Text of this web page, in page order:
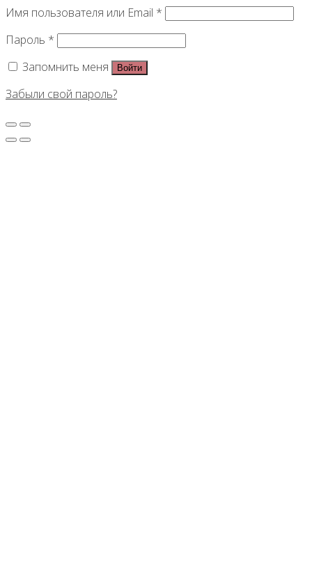
Имя пользователя или Email *
Пароль *
Запомнить меня
Войти
Забыли свой пароль?